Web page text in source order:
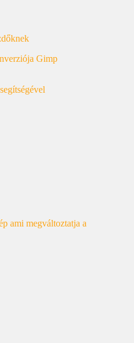
Gimp
ami megváltoztatja a